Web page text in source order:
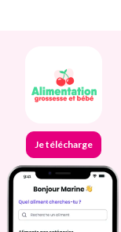
Je télécharge